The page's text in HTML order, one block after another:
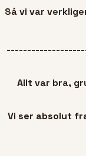
Så vi var
Allt var bra,
Vi ser absolut